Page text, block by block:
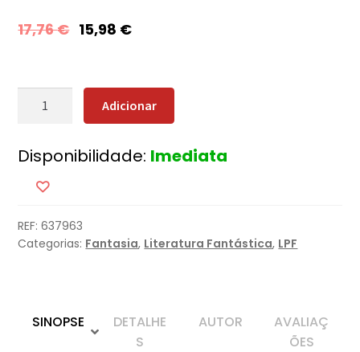
17,76€ 15,98 €
Quantidade
de
Vigaristas
Canalhas
Adicionar
Disponibilidade: Imediata
REF:637963
Categorias: Fantasia, Literatura Fantástica, LPF
SINOPSE
DETALHE
S
AUTOR
AVALIAÇ
ÕES